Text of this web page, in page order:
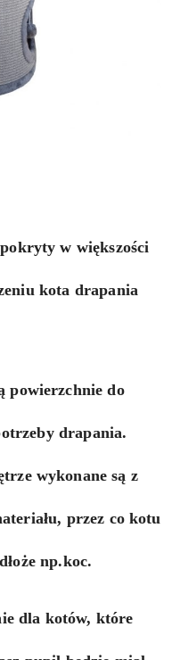
w większości
kota drapania
powierzchnie do
drapania.
wykonane są z
przez co kotu
np.koc.
dla kotów, które